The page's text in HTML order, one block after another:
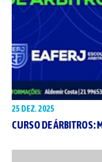
25 DEZ. 2025
CURSO DE ÁRBITROS: